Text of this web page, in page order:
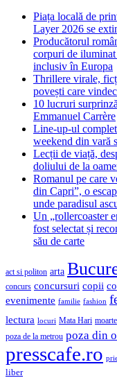
Piața locală de
Layer 2026 se
Producătorul
corpuri de
inclusiv în Europa
Thrillere virale,
povești care
10 lucruri
Emmanuel Carrère
Line-up-ul
weekend din vară
Lecții de viață,
doliului de la
Romanul pe care
din Capri”, o
unde paradisul
Un „rollercoaster
fost selectat și
său de carte
act si politon arta
concurs concursuri copii
evenimente familie fashion
lectura locuri Mata Hari moarte
poza de la metrou poza din
presscafe.ro
liber